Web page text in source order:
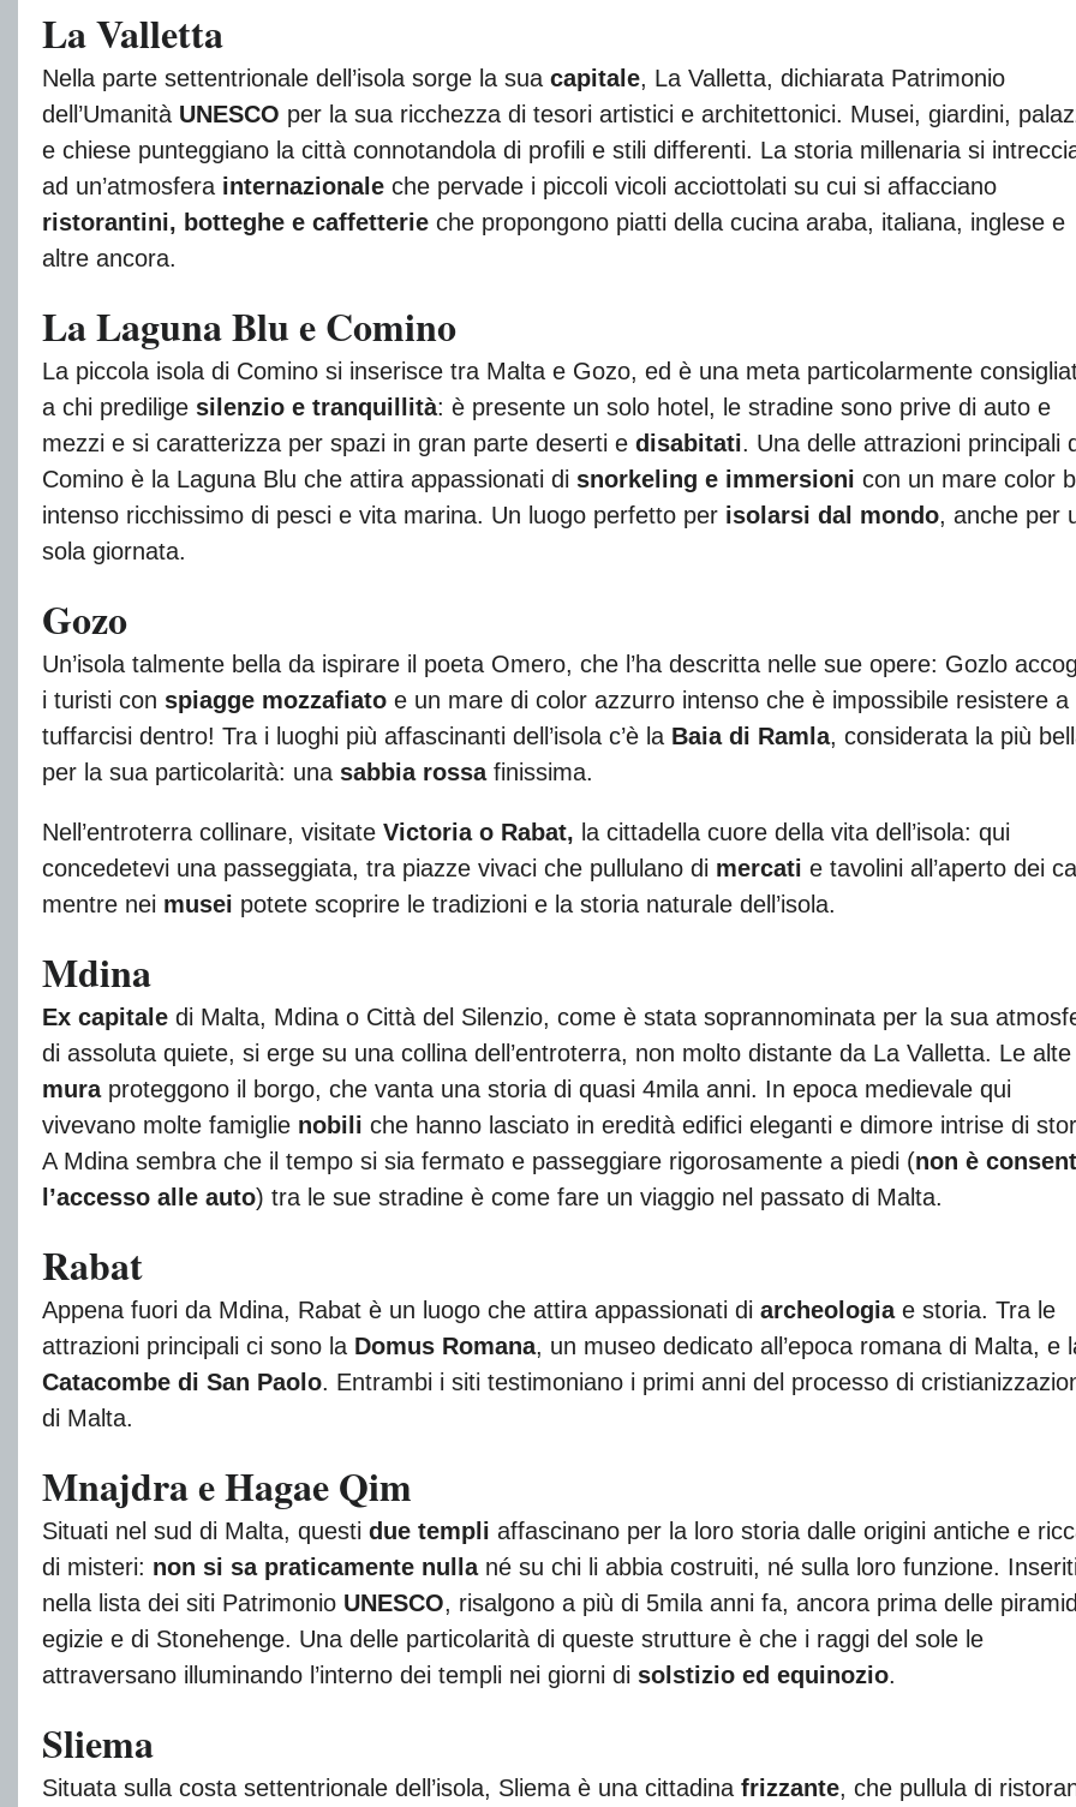
La Valletta
Nella parte settentrionale dell’isola sorge la sua capitale, La Valletta, dichiarata Patrimonio
dell’Umanità UNESCO per la sua ricchezza di tesori artistici e architettonici. Musei, giardini,
e chiese punteggiano la città connotandola di profili e stili differenti. La storia millenaria si
ad un’atmosfera internazionale che pervade i piccoli vicoli acciottolati su cui si affacciano
ristorantini, botteghe e caffetterie che propongono piatti della cucina araba, italiana, inglese e
altre ancora.
La Laguna Blu e Comino
La piccola isola di Comino si inserisce tra Malta e Gozo, ed è una meta particolarmente
a chi predilige silenzio e tranquillità: è presente un solo hotel, le stradine sono prive di auto e
mezzi e si caratterizza per spazi in gran parte deserti e disabitati. Una delle attrazioni principali
Comino è la Laguna Blu che attira appassionati di snorkeling e immersioni con un mare color
intenso ricchissimo di pesci e vita marina. Un luogo perfetto per isolarsi dal mondo, anche per
sola giornata.
Gozo
Un’isola talmente bella da ispirare il poeta Omero, che l’ha descritta nelle sue opere: Gozlo
i turisti con spiagge mozzafiato e un mare di color azzurro intenso che è impossibile resistere a
tuffarcisi dentro! Tra i luoghi più affascinanti dell’isola c’è la Baia di Ramla, considerata la più
per la sua particolarità: una sabbia rossa finissima.
Nell’entroterra collinare, visitate Victoria o Rabat, la cittadella cuore della vita dell’isola: qui
concedetevi una passeggiata, tra piazze vivaci che pullulano di mercati e tavolini all’aperto dei
mentre nei musei potete scoprire le tradizioni e la storia naturale dell’isola.
Mdina
Ex capitale di Malta, Mdina o Città del Silenzio, come è stata soprannominata per la sua
di assoluta quiete, si erge su una collina dell’entroterra, non molto distante da La Valletta. Le alte
muraproteggono il borgo, che vanta una storia di quasi 4mila anni. In epoca medievale qui
vivevano molte famiglie nobili che hanno lasciato in eredità edifici eleganti e dimore intrise di
A Mdina sembra che il tempo si sia fermato e passeggiare rigorosamente a piedi (non è
l’accesso alle auto) tra le sue stradine è come fare un viaggio nel passato di Malta.
Rabat
Appena fuori da Mdina, Rabat è un luogo che attira appassionati di archeologiae storia. Tra le
attrazioni principali ci sono la Domus Romana, un museo dedicato all’epoca romana di Malta, e
Catacombe di San Paolo. Entrambi i siti testimoniano i primi anni del processo di
di Malta.
Mnajdra e Hagae Qim
Situati nel sud di Malta, questi due templi affascinano per la loro storia dalle origini antiche e
di misteri: non si sa praticamente nullané su chi li abbia costruiti, né sulla loro funzione. Inseriti
nella lista dei siti Patrimonio UNESCO, risalgono a più di 5mila anni fa, ancora prima delle
egizie e di Stonehenge. Una delle particolarità di queste strutture è che i raggi del sole le
attraversano illuminando l’interno dei templi nei giorni di solstizio ed equinozio.
Sliema
Situata sulla costa settentrionale dell’isola, Sliema è una cittadina frizzante, che pullula di